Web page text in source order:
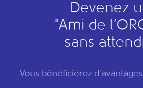
Devenez
"Ami de l’O
sans
Vous bénéficierez